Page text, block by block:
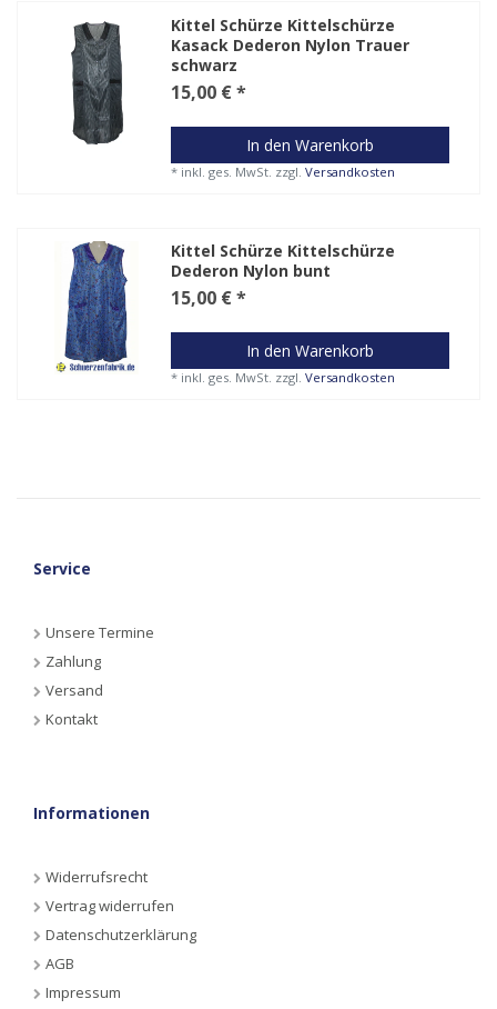
Kittel Schürze Kittelschürze
Kasack Dederon Nylon Trauer
schwarz
15,00 € *
In den Warenkorb
* inkl. ges. MwSt. zzgl.Versandkosten
Kittel Schürze Kittelschürze
Dederon Nylon bunt
15,00 € *
In den Warenkorb
* inkl. ges. MwSt. zzgl.Versandkosten
Service
Unsere Termine
Zahlung
Versand
Kontakt
Informationen
Widerrufsrecht
Vertrag widerrufen
Datenschutzerklärung
AGB
Impressum